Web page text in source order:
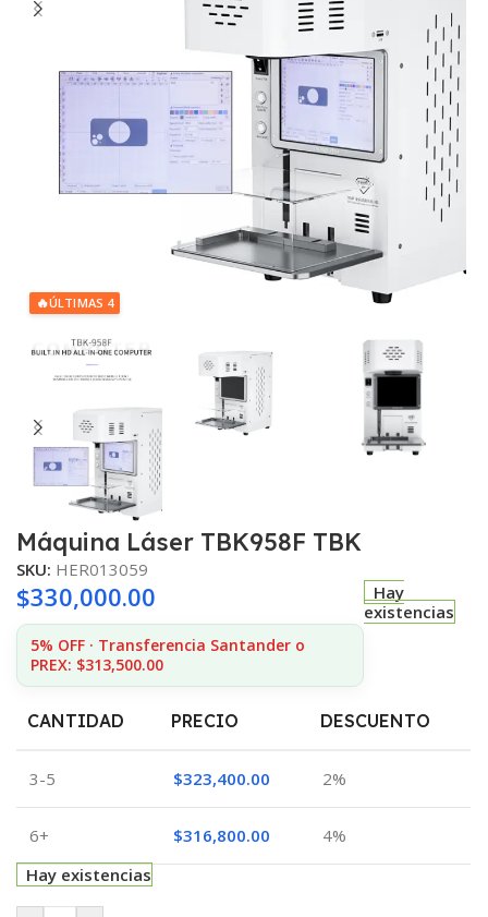
🔥ÚLTIMAS 4
Máquina Láser TBK958F TBK
SKU: HER013059
$330,000.00
5% OFF · Transferencia Santander o
PREX: $313,500.00
Hay
existencias
CANTIDAD PRECIO DESCUENTO
3-5 $323,400.00 2%
6+ $316,800.00
4%
Hay existencias